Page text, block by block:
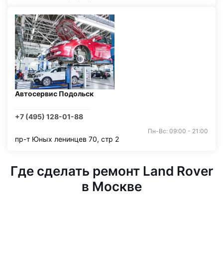
Автосервис Подольск
+7 (495) 128-01-88
Пн-Вс: 09:00 - 21:00
пр-т Юных ленинцев 70, стр 2
Где сделать ремонт Land Rover
в Москве